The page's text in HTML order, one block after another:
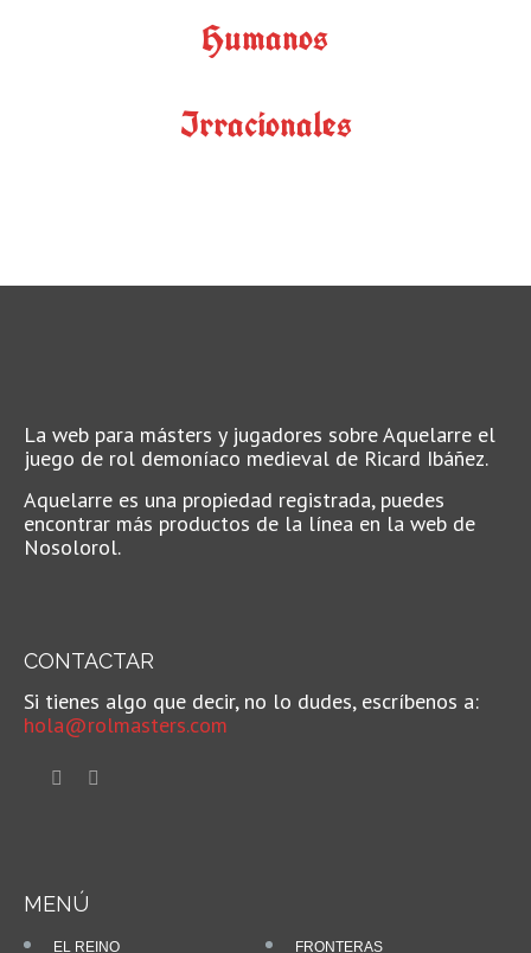
Humanos
Irracionales
La web para másters y jugadores sobre Aquelarre el
juego de rol demoníaco medieval de Ricard Ibáñez.
Aquelarre es una propiedad registrada, puedes
encontrar más productos de la línea en la web de
Nosolorol.
CONTACTAR
Si tienes algo que decir, no lo dudes, escríbenos a:
hola@rolmasters.com
MENÚ
EL REINO FRONTERAS